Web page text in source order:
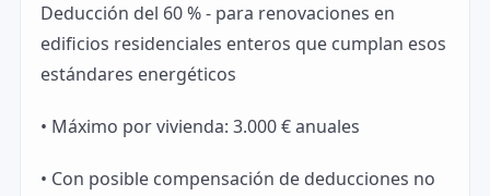
Deducción del 60 % - para renovaciones en
edificios residenciales enteros que cumplan esos
estándares energéticos
• Máximo por vivienda: 3.000 € anuales
• Con posible compensación de deducciones no